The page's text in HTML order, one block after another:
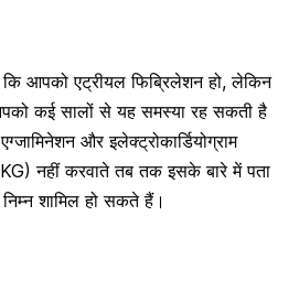
कि आपको एट्रीयल फिब्रिलेशन हो, लेकिन
कई सालों से यह समस्या रह सकती है
और इलेक्ट्रोकार्डियोग्राम
नहीं करवाते तब तक इसके बारे में पता
शामिल हो सकते हैं।